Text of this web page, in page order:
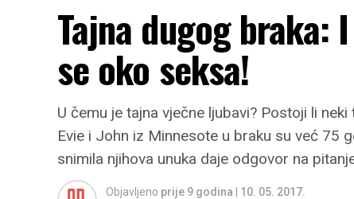
Tajna dugog braka:
se oko seksa!
U čemu je tajna vječne ljubavi? Postoji li
Evie i John iz Minnesote u braku su već 75
snimila njihova unuka daje odgovor na
Objavljeno prije 9 godina
10. 05. 2017.